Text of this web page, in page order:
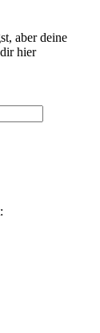
aber deine
hier